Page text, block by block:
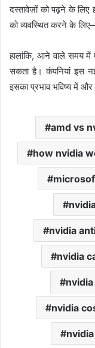
दस्तावेज़ों को पढ़ने के लिए
को व्यवस्थित करने के
हालांकि, आने वाले समय
सकता है। कंपनियां इस
इसका प्रभाव भविष्य में
amd vs
how nvidia
nvidia
nvidia
nvidia